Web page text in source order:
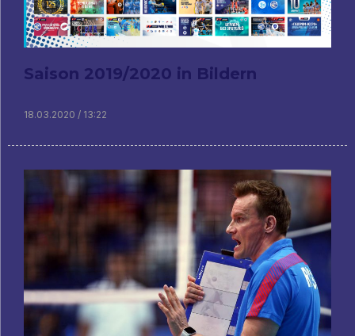
Saison 2019/2020 in Bildern
18.03.2020 / 13:22